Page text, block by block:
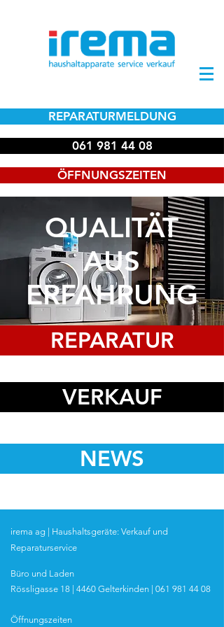
REPARATURMELDUNG
061 981 44 08
ÖFFNUNGSZEITEN
QUALITÄT
AUS
ERFAHRUNG
REPARATUR
VERKAUF
NEWS
irema ag | Haushaltsgeräte: Verkauf und
Reparaturservice
Büro und Laden
Röss ligasse 18 | 4460 Gelterkinden | 061 981 44 08
Öffnungszeiten